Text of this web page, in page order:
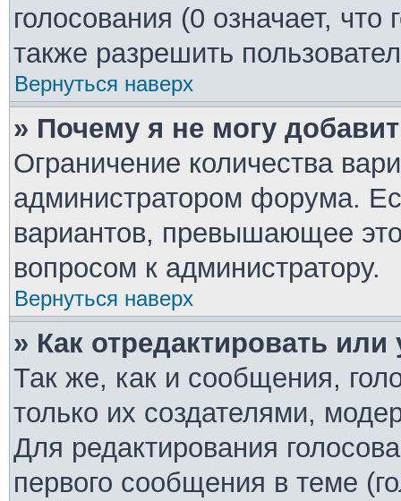
голосования (0 означает,
также разрешить
Вернуться наверх
» Почему я не могу
Ограничение количества
администратором форума.
вариантов, превышающее
вопросом к администратору.
Вернуться наверх
» Как отредактировать
Так же, как и сообщения,
только их создателями,
Для редактирования
первого сообщения в теме